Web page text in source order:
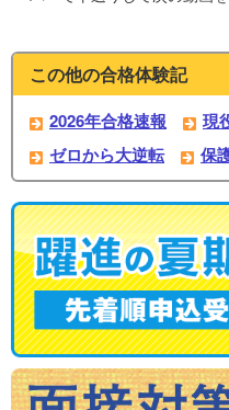
この他の合格体験記
2026年合格速報
現
ゼロから大逆転
保